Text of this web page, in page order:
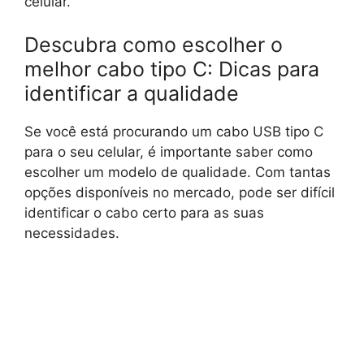
Descubra como escolher o
melhor cabo tipo C: Dicas para
identificar a qualidade
Se você está procurando um cabo USB tipo C
para o seu celular, é importante saber como
escolher um modelo de qualidade. Com tantas
opções disponíveis no mercado, pode ser difícil
identificar o cabo certo para as suas
necessidades.